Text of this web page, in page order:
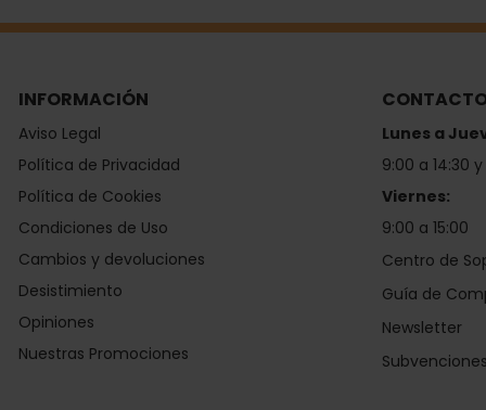
INFORMACIÓN
Aviso Legal
Política de Privacidad
Política de Cookies
Condiciones de Uso
Cambios y devoluciones
Desistimiento
Opiniones
Nuestras Promociones
Lunes a
9:00 a 14:30
Viernes:
9:00 a 15:00
Centro de
Guía de
Newsletter
Subvenciones